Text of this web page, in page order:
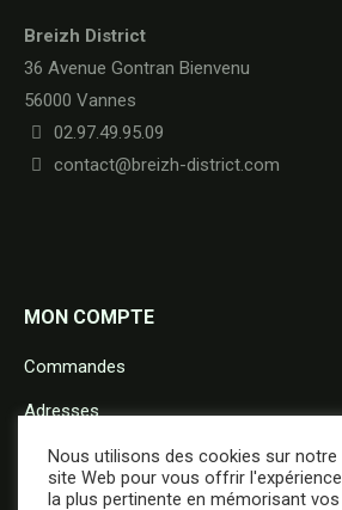
Breizh District
36 Avenue Gontran Bienvenu
56000 Vannes
02.97.49.95.09
contact@breizh-district.com
MON COMPTE
Commandes
Adresses
Détails du compte
Nous utilisons des cookies sur notre
site Web pour vous offrir l'expérience
la plus pertinente en mémorisant vos